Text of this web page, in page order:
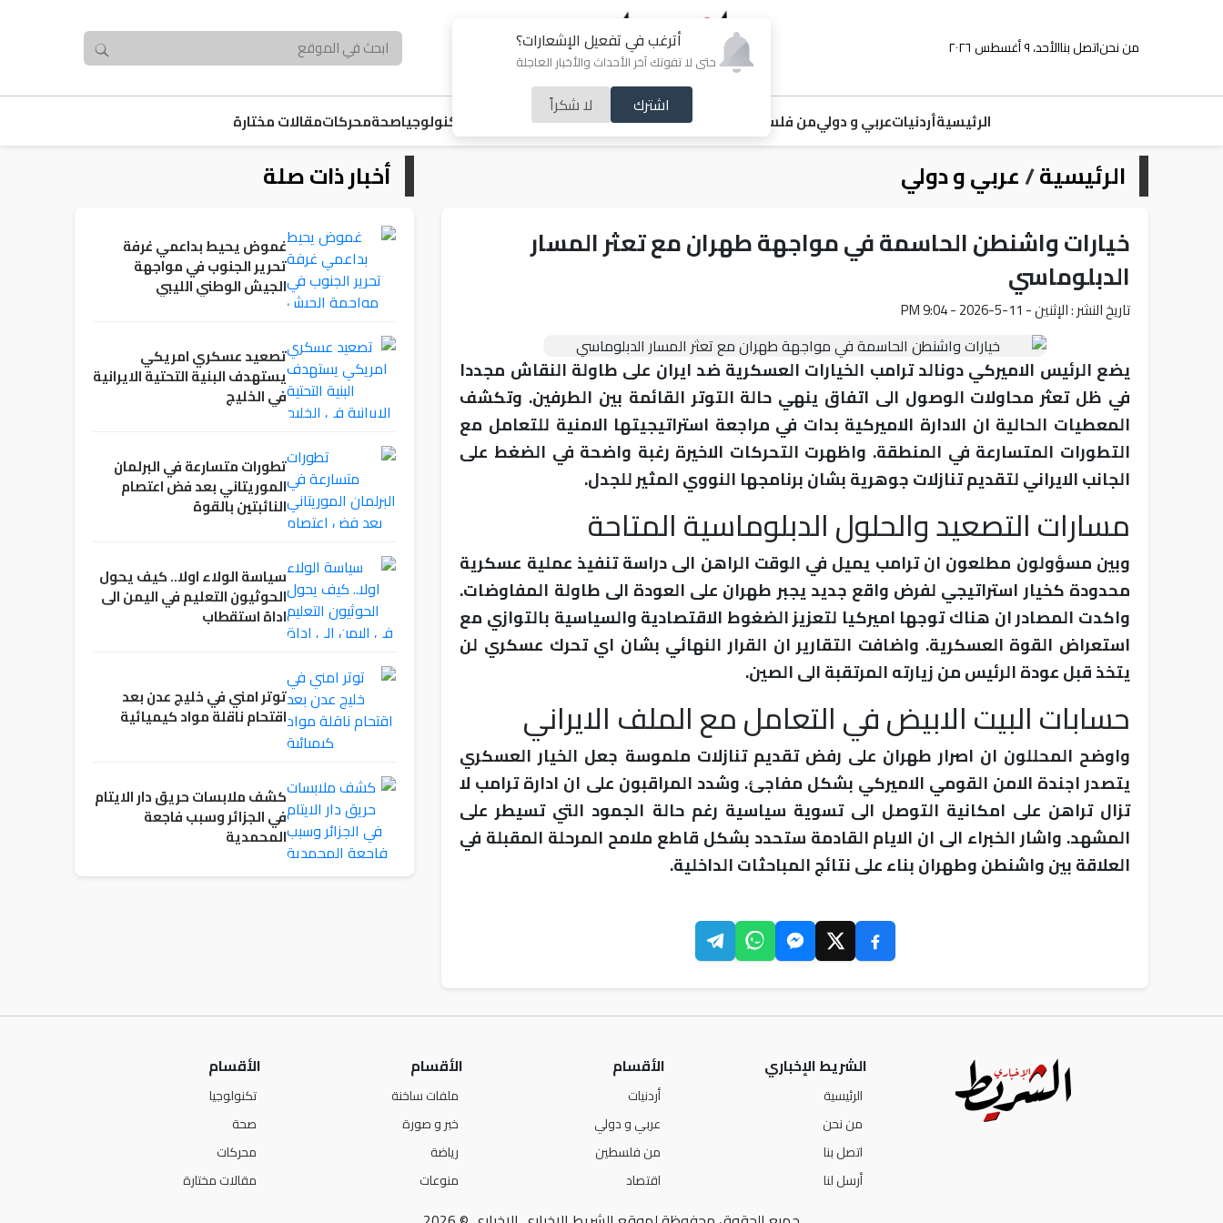
أترغب في تفعيل الإشعارات؟
حتى لا تفوتك آخر الأحداث والأخبار العاجلة
اشترك لا شكراً
من نحناتصل بناالأحد، ٩ أغسطس ٢٠٢٦
الرئيسيةأردنياتعربي و دوليمن فلسطين ملفات ساخنةخبر و صورةرياضة تكنولوجياصحةمحركاتمقالات مختارة
الرئيسية/عربي و دولي
خيارات واشنطن الحاسمة في مواجهة طهران مع تعثر المسار
الدبلوماسي
تاريخ النشر : الإثنين - 11-5-2026 - 9:04 PM
يضع الرئيس الاميركي دونالد ترامب الخيارات العسكرية ضد ايران على طاولة النقاش مجددا
في ظل تعثر محاولات الوصول الى اتفاق ينهي حالة التوتر القائمة بين الطرفين. وتكشف
المعطيات الحالية ان الادارة الاميركية بدات في مراجعة استراتيجيتها الامنية للتعامل مع
التطورات المتسارعة في المنطقة. واظهرت التحركات الاخيرة رغبة واضحة في الضغط على
الجانب الايراني لتقديم تنازلات جوهرية بشان برنامجها النووي المثير للجدل.
مسارات التصعيد والحلول الدبلوماسية المتاحة
وبين مسؤولون مطلعون ان ترامب يميل في الوقت الراهن الى دراسة تنفيذ عملية عسكرية
محدودة كخيار استراتيجي لفرض واقع جديد يجبر طهران على العودة الى طاولة المفاوضات.
واكدت المصادر ان هناك توجها اميركيا لتعزيز الضغوط الاقتصادية والسياسية بالتوازي مع
استعراض القوة العسكرية. واضافت التقارير ان القرار النهائي بشان اي تحرك عسكري لن
يتخذ قبل عودة الرئيس من زيارته المرتقبة الى الصين.
حسابات البيت الابيض في التعامل مع الملف الايراني
واوضح المحللون ان اصرار طهران على رفض تقديم تنازلات ملموسة جعل الخيار العسكري
يتصدر اجندة الامن القومي الاميركي بشكل مفاجئ. وشدد المراقبون على ان ادارة ترامب لا
تزال تراهن على امكانية التوصل الى تسوية سياسية رغم حالة الجمود التي تسيطر على
المشهد. واشار الخبراء الى ان الايام القادمة ستحدد بشكل قاطع ملامح المرحلة المقبلة في
العلاقة بين واشنطن وطهران بناء على نتائج المباحثات الداخلية.
أخبار ذات صلة
غموض يحيط بداعمي غرفة
تحرير الجنوب في مواجهة
الجيش الوطني الليبي
تصعيد عسكري امريكي
يستهدف البنية التحتية الايرانية
في الخليج
تطورات متسارعة في البرلمان
الموريتاني بعد فض اعتصام
النائبتين بالقوة
سياسة الولاء اولا.. كيف يحول
الحوثيون التعليم في اليمن الى
اداة استقطاب
توتر امني في خليج عدن بعد
اقتحام ناقلة مواد كيميائية
كشف ملابسات حريق دار الايتام
في الجزائر وسبب فاجعة
المحمدية
الشريط الإخباري
الرئيسية
من نحن
اتصل بنا
أرسل لنا
الأقسام
أردنيات
عربي و دولي
من فلسطين
اقتصاد
الأقسام
ملفات ساخنة
خبر و صورة
رياضة
منوعات
الأقسام
تكنولوجيا
صحة
محركات
مقالات مختارة